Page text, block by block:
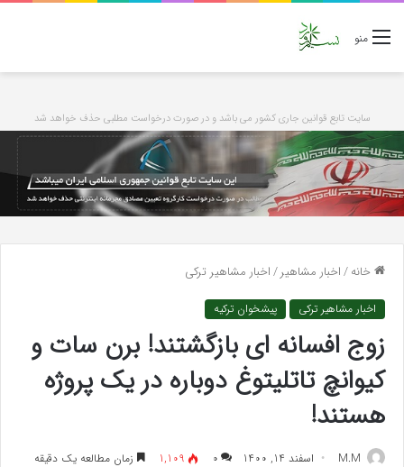
منو
سایت تابع قوانین جاری کشور می باشد و در صورت درخواست مطلبی حذف خواهد شد
خانه/اخبار مشاهیر/اخبار مشاهیر ترکی
اخبار مشاهیر ترکی پیشخوان ترکیه
زوج افسانه ای بازگشتند! برن سات و
کیوانچ تاتلیتوغ دوباره در یک پروژه
هستند!
M.M اسفند 14, 1400 ۰ 1,109 زمان مطالعه یک دقیقه